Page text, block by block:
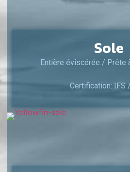
Sole
Entière éviscérée / Prête
Certification: IFS